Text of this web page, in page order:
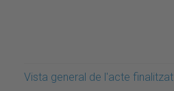
Vista general de l'acte finalitzat